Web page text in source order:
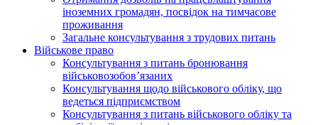
іноземних громадян, посвідок на тимчасове
проживання
Загальне консультування з трудових питань
Військове право
Консультування з питань бронювання
військовозобов’язаних
Консультування щодо військового обліку, що
ведеться підприємством
Консультування з питань військового обліку та